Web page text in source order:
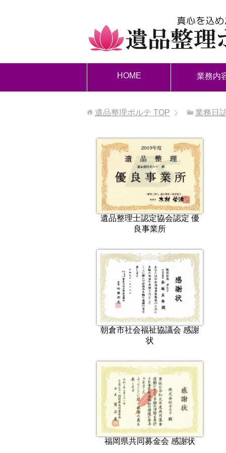
HOME 業務内
遺品整理ポルテ TOP 業務日
遺品整理士認定協会認定 優
良事業所
朝倉市社会福祉協議会 感謝
状
福岡県共同募金会 感謝状